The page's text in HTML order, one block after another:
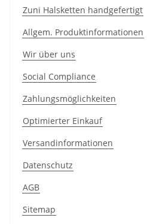
Zuni Halsketten handgefertigt
Allgem. Produktinformationen
Wir über uns
Social Compliance
Zahlungsmöglichkeiten
Optimierter Einkauf
Versandinformationen
Datenschutz
AGB
Sitemap